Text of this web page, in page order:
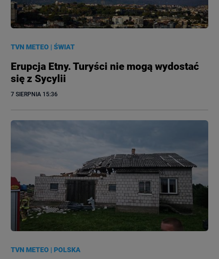
TVN METEO |ŚWIAT
Erupcja Etny. Turyści nie mogą wydostać
się z Sycylii
7 SIERPNIA 15:36
TVN METEO |POLSKA